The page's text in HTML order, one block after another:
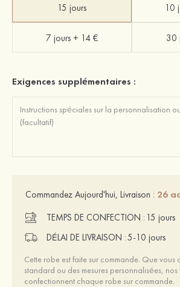
15 jours 10
7 jours + 14 € 30
Exigences supplémentaires :
Commandez Aujourd'hui, Livraison : 26
TEMPS DE CONFECTION : 15 jours
DÉLAI DE LIVRAISON :5-10 jours
Cette robe est faite sur commande. Que vous
standard ou des mesures personnalisées, nos
confectionnent chaque robe sur commande.